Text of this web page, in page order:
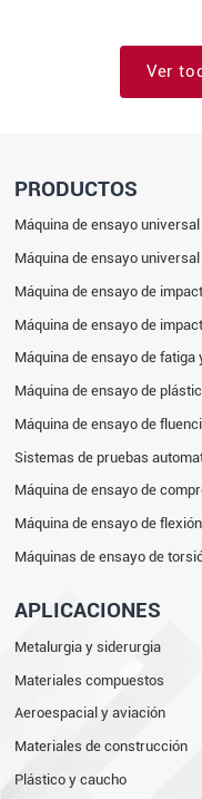
Ver
PRODUCTOS
Máquina de ensayo
Máquina de ensayo
Máquina de ensayo de
Máquina de ensayo de
Máquina de ensayo de fatiga
Máquina de ensayo de
Máquina de ensayo de
Sistemas de pruebas
Máquina de ensayo de
Máquina de ensayo de
Máquinas de ensayo de
APLICACIONES
Metalurgia y siderurgia
Materiales compuestos
Aeroespacial y aviación
Materiales de construcción
Plástico y caucho